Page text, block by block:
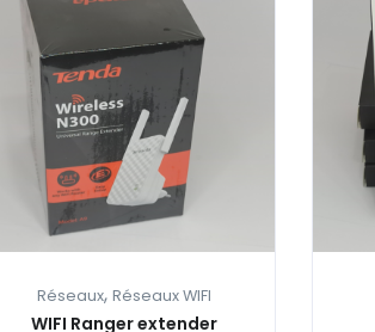
Réseaux, Réseaux WIFI
WIFI Ranger extender